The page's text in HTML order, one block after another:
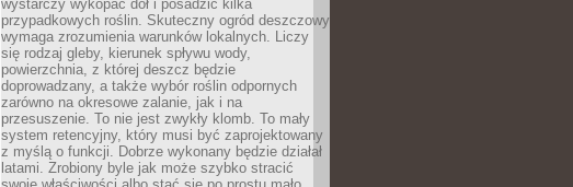
wystarczy wykopać dół i posadzić kilka
przypadkowych roślin. Skuteczny ogród deszczowy
wymaga zrozumienia warunków lokalnych. Liczy
się rodzaj gleby, kierunek spływu wody,
powierzchnia, z której deszcz będzie
doprowadzany, a także wybór roślin odpornych
zarówno na okresowe zalanie, jak i na
przesuszenie. To nie jest zwykły klomb. To mały
system retencyjny, który musi być zaprojektowany
z myślą o funkcji. Dobrze wykonany będzie działał
latami. Zrobiony byle jak może szybko stracić